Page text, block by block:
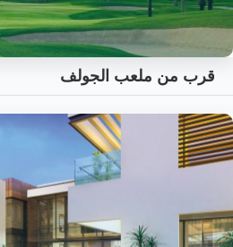
قرب من ملعب الجولف